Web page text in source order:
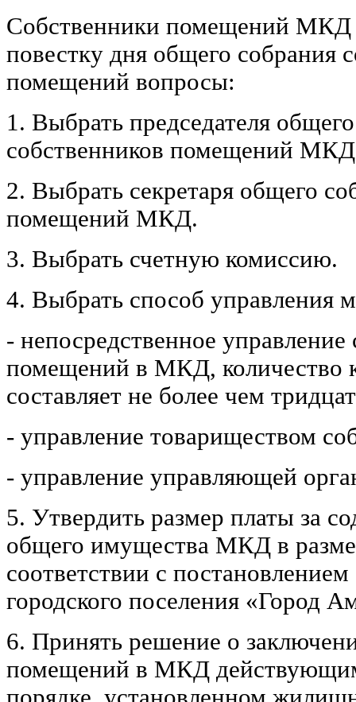
Собственники помещений МКД
повестку дня общего собрания
помещений вопросы:
1. Выбрать председателя
собственников помещений
2. Выбрать секретаря общего
помещений МКД.
3. Выбрать счетную комиссию.
4. Выбрать способ управления
- непосредственное
помещений в МКД, количество
составляет не более чем
- управление товариществом
- управление управляющей
5. Утвердить размер платы за
общего имущества МКД в
соответствии с
городского поселения «Город
6. Принять решение о
помещений в МКД